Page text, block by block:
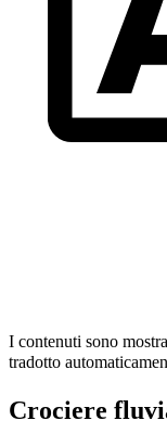
I contenuti sono
tradotto
Crociere